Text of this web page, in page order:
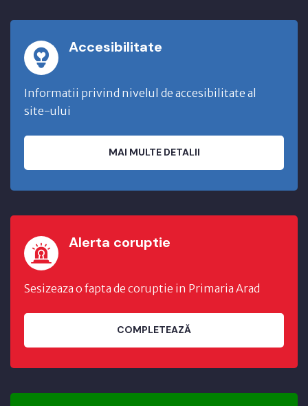
Accesibilitate
Informatii privind nivelul de accesibilitate al
site-ului
MAI MULTE DETALII
Alerta coruptie
Sesizeaza o fapta de coruptie in Primaria Arad
COMPLETEAZĂ